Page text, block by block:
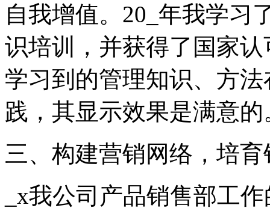
自我增值。20_年我学习
识培训，并获得了国家
学习到的管理知识、方
践，其显示效果是满意的
三、构建营销网络，培
_x我公司产品销售部工